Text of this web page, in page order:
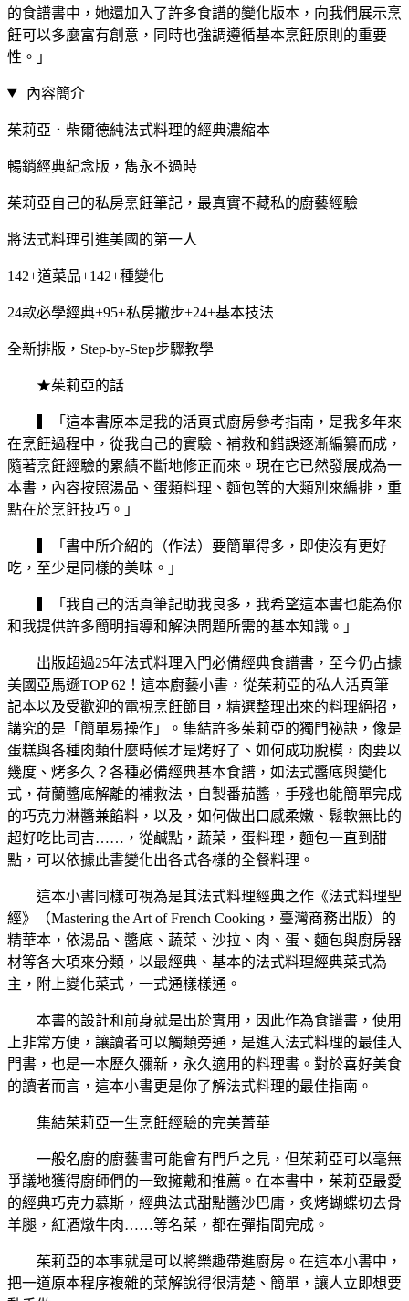
的食譜書中，她還加入了許多食譜的變化版本，向我們展示烹
飪可以多麼富有創意，同時也強調遵循基本烹飪原則的重要
性。」
內容簡介
茱莉亞．柴爾德純法式料理的經典濃縮本
暢銷經典紀念版，雋永不過時
茱莉亞自己的私房烹飪筆記，最真實不藏私的廚藝經驗
將法式料理引進美國的第一人
142+道菜品+142+種變化
24款必學經典+95+私房撇步+24+基本技法
全新排版，Step-by-Step步驟教學
★茱莉亞的話
▍「這本書原本是我的活頁式廚房參考指南，是我多年來
在烹飪過程中，從我自己的實驗、補救和錯誤逐漸編纂而成，
隨著烹飪經驗的累績不斷地修正而來。現在它已然發展成為一
本書，內容按照湯品、蛋類料理、麵包等的大類別來編排，重
點在於烹飪技巧。」
▍「書中所介紹的（作法）要簡單得多，即使沒有更好
吃，至少是同樣的美味。」
▍「我自己的活頁筆記助我良多，我希望這本書也能為你
和我提供許多簡明指導和解決問題所需的基本知識。」
出版超過25年法式料理入門必備經典食譜書，至今仍占據
美國亞馬遜TOP 62！這本廚藝小書，從茱莉亞的私人活頁筆
記本以及受歡迎的電視烹飪節目，精選整理出來的料理絕招，
講究的是「簡單易操作」。集結許多茱莉亞的獨門祕訣，像是
蛋糕與各種肉類什麼時候才是烤好了、如何成功脫模，肉要以
幾度、烤多久？各種必備經典基本食譜，如法式醬底與變化
式，荷蘭醬底解離的補救法，自製番茄醬，手殘也能簡單完成
的巧克力淋醬兼餡料，以及，如何做出口感柔嫩、鬆軟無比的
超好吃比司吉……，從鹹點，蔬菜，蛋料理，麵包一直到甜
點，可以依據此書變化出各式各樣的全餐料理。
這本小書同樣可視為是其法式料理經典之作《法式料理聖
經》（Mastering the Art of French Cooking，臺灣商務出版）的
精華本，依湯品、醬底、蔬菜、沙拉、肉、蛋、麵包與廚房器
材等各大項來分類，以最經典、基本的法式料理經典菜式為
主，附上變化菜式，一式通樣樣通。
本書的設計和前身就是出於實用，因此作為食譜書，使用
上非常方便，讓讀者可以觸類旁通，是進入法式料理的最佳入
門書，也是一本歷久彌新，永久適用的料理書。對於喜好美食
的讀者而言，這本小書更是你了解法式料理的最佳指南。
集結茱莉亞一生烹飪經驗的完美菁華
一般名廚的廚藝書可能會有門戶之見，但茱莉亞可以毫無
爭議地獲得廚師們的一致擁戴和推薦。在本書中，茱莉亞最愛
的經典巧克力慕斯，經典法式甜點醬沙巴庸，炙烤蝴蝶切去骨
羊腿，紅酒燉牛肉……等名菜，都在彈指間完成。
茱莉亞的本事就是可以將樂趣帶進廚房。在這本小書中，
把一道原本程序複雜的菜解說得很清楚、簡單，讓人立即想要